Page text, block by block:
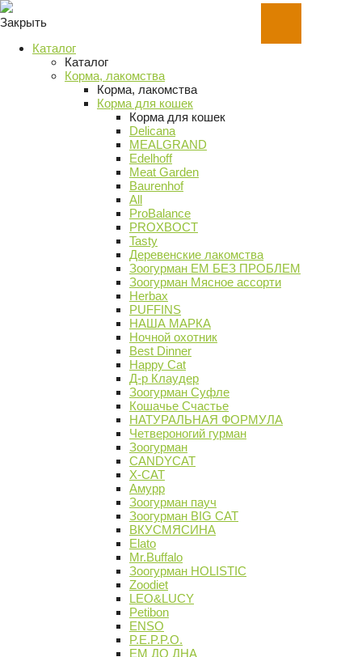
Закрыть
Каталог
Каталог
Корма, лакомства
Корма, лакомства
Корма для кошек
Корма для кошек
Delicana
MEALGRAND
Edelhoff
Meat Garden
Baurenhof
All
ProBalance
PROХВОСТ
Tasty
Деревенские лакомства
Зоогурман ЕМ БЕЗ ПРОБЛЕМ
Зоогурман Мясное ассорти
Herbax
PUFFINS
НАША МАРКА
Ночной охотник
Best Dinner
Happy Cat
Д-р Клаудер
Зоогурман Суфле
Кошачье Счастье
НАТУРАЛЬНАЯ ФОРМУЛА
Четвероногий гурман
Зоогурман
CANDYCAT
X-CAT
Амурр
Зоогурман пауч
Зоогурман BIG CAT
ВКУСМЯСИНА
Elato
Mr.Buffalo
Зоогурман HOLISTIC
Zoodiet
LEO&LUCY
Petibon
ENSO
P.E.P.P.O.
ЕМ ДО ДНА